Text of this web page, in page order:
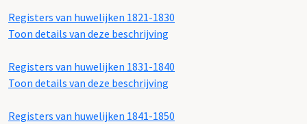
Registers van huwelijken 1821-1830
Toon details van deze beschrijving
Registers van huwelijken 1831-1840
Toon details van deze beschrijving
Registers van huwelijken 1841-1850